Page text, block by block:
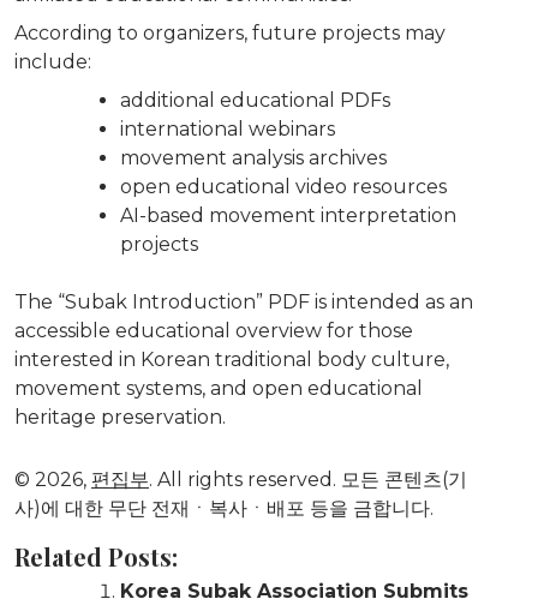
According to organizers, future projects may
include:
additional educational PDFs
international webinars
movement analysis archives
open educational video resources
AI-based movement interpretation
projects
The “Subak Introduction” PDF is intended as an
accessible educational overview for those
interested in Korean traditional body culture,
movement systems, and open educational
heritage preservation.
© 2026, 편집부. All rights reserved. 모든 콘텐츠(기
사)에 대한 무단 전재ㆍ복사ㆍ배포 등을 금합니다.
Related Posts:
Korea Subak Association Submits